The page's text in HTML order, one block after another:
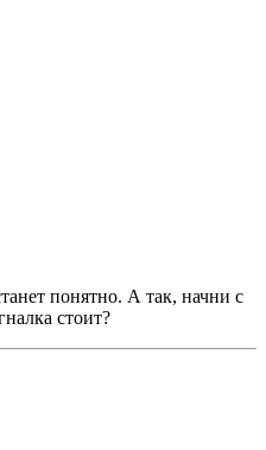
понятно. А так, начни с
стоит?